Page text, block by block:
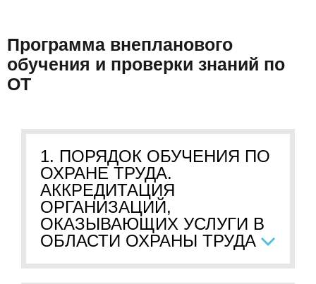
Программа внепланового
обучения и проверки знаний по
ОТ
1. ПОРЯДОК ОБУЧЕНИЯ ПО
ОХРАНЕ ТРУДА.
АККРЕДИТАЦИЯ
ОРГАНИЗАЦИЙ,
ОКАЗЫВАЮЩИХ УСЛУГИ В
ОБЛАСТИ ОХРАНЫ ТРУДА